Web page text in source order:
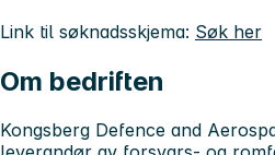
Link til søknadsskjema: Søk her
Om bedriften
Kongsberg Defence and